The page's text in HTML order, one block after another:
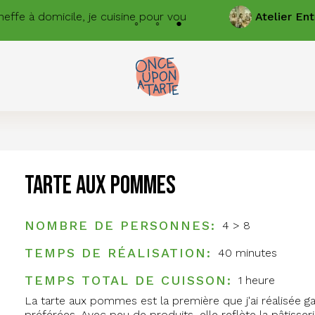
domicile, je cuisine pour vous. Atelier
Tarte aux pommes
NOMBRE DE PERSONNES 4 > 8
TEMPS DE RÉALISATION 40 minutes
TEMPS TOTAL DE CUISSON
1 heure
La tarte aux pommes est la première que j'ai réalisée